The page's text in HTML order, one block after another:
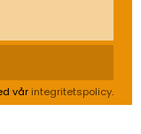
vår integritetspolicy.